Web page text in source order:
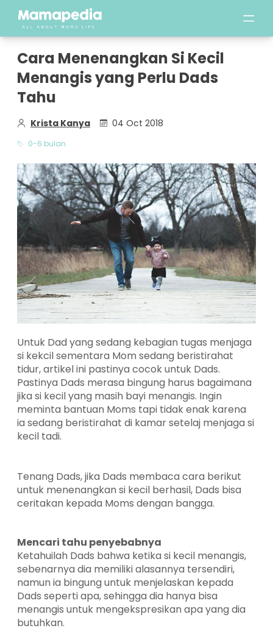
Cara Menenangkan Si Kecil
Menangis yang Perlu Dads
Tahu
Krista Kanya 04 Oct 2018
0-6 bulan
Untuk Dad yang sedang kebagian tugas menjaga
si kekcil sementara Mom sedang beristirahat
tidur, artikel ini pastinya cocok untuk Dads.
Pastinya Dads merasa bingung harus bagaimana
jika si kecil yang masih bayi menangis. Ingin
meminta bantuan Moms tapi tidak enak karena
ia sedang beristirahat di kamar setelaj menjaga si
kecil tadi.
Tenang Dads, jika Dads membaca cara berikut
untuk menenangkan si kecil berhasil, Dads bisa
ceritakan kepada Moms dengan bangga.
Mencari tahu penyebabnya
Ketahuilah Dads bahwa ketika si kecil menangis,
sebenarnya dia memiliki alasannya tersendiri,
namun ia bingung untuk menjelaskan kepada
Dads seperti apa, sehingga dia hanya bisa
menangis untuk mengekspresikan apa yang dia
butuhkan.